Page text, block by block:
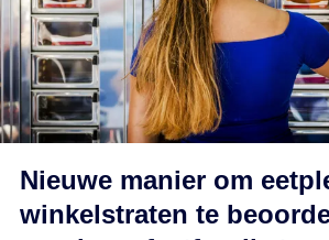
Nieuwe manier om
winkelstraten te